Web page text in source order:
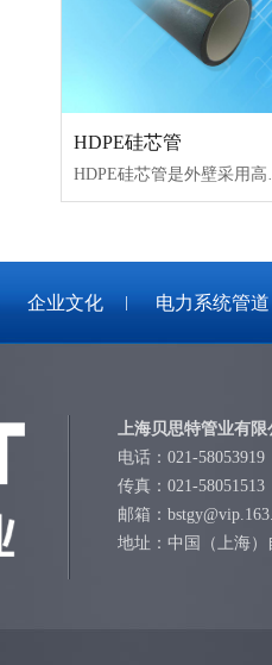
HDPE硅芯管
企业文化 电力系统管道
上海贝思特管业有
电话：021-58053919
传真：021-58051513
邮箱：
地址：中国（上海